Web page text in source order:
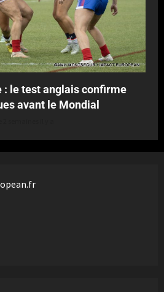
: le test anglais confirme
avant le Mondial